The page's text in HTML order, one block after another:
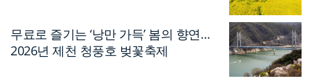
무료로 즐기는 ‘낭만 가득’ 봄의 향연…
2026년 제천 청풍호 벚꽃축제